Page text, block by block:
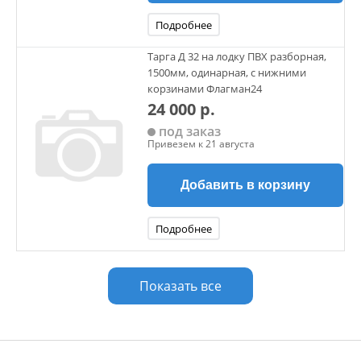
Подробнее
Тарга Д 32 на лодку ПВХ разборная,
1500мм, одинарная, с нижними
корзинами Флагман24
24 000 р.
под заказ
Привезем к 21 августа
Добавить в корзину
Подробнее
Показать все